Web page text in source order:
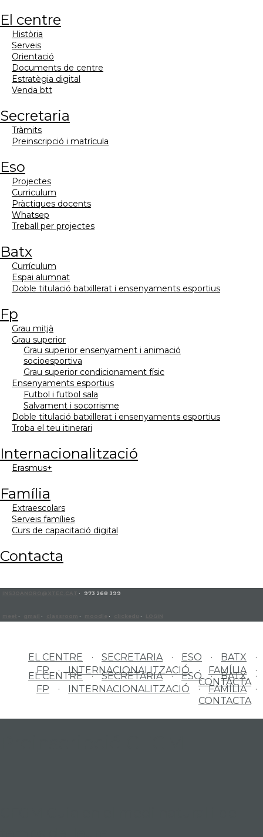
el centre
història
serveis
orientació
documents de centre
estratègia digital
venda btt
secretaria
tràmits
preinscripció i matrícula
eso
projectes
curriculum
pràctiques docents
whatsep
treball per projectes
batx
currículum
espai alumnat
doble titulació batxillerat i ensenyaments esportius
fp
grau mitjà
grau superior
grau superior ensenyament i animació
socioesportiva
grau superior condicionament físic
ensenyaments esportius
futbol i futbol sala
salvament i socorrisme
doble titulació batxillerat i ensenyaments esportius
troba el teu itinerari
internacionalització
erasmus+
família
extraescolars
serveis famílies
curs de capacitació digital
contacta
· 973 268 399
· · · · ·
EL CENTRE SECRETARIA ESO
BATX
FP
INTERNACIONALITZACIÓ
FAMÍLIA
CONTACTA
EL CENTRE SECRETARIA ESO
BATX
FP
INTERNACIONALITZACIÓ
FAMÍLIA
CONTACTA